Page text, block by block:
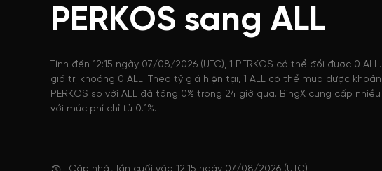
PERKOS sang ALL
Tính đến 12:15 ngày 07/08/2026 (UTC), 1 PERKOS có thể đổi được 0
giá trị khoảng 0 ALL. Theo tỷ giá hiện tại, 1 ALL có thể mua được
PERKOS so với ALL đã tăng 0% trong 24 giờ qua. BingX cung cấp
với mức phí chỉ từ 0.1%.